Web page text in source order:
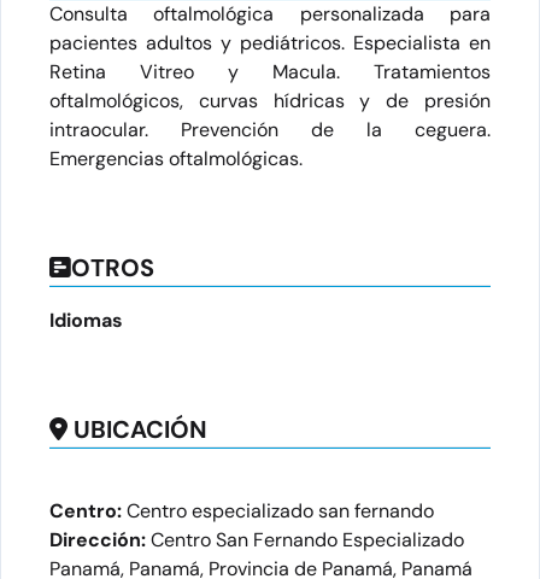
Consulta oftalmológica personalizada para
pacientes adultos y pediátricos. Especialista en
Retina Vitreo y Macula. Tratamientos
oftalmológicos, curvas hídricas y de presión
intraocular. Prevención de la ceguera.
Emergencias oftalmológicas.
OTROS
Idiomas
UBICACIÓN
Centro:Centro especializado san fernando
Dirección:Centro San Fernando Especializado
Panamá, Panamá, Provincia de Panamá, Panamá